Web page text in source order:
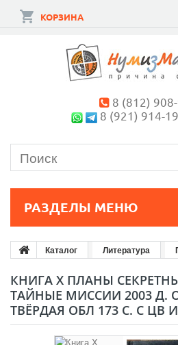
КОРЗИНА
8 (812)
8 (921) 914-
РАЗДЕЛЫ МЕНЮ
Каталог Литература
КНИГА X ПЛАНЫ
ТАЙНЫЕ МИССИИ 2003 Д.
ТВЁРДАЯ ОБЛ 173 С. С ЦВ